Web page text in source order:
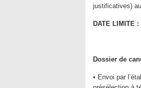
justificatives)
DATE LIMITE :
Dossier de
• Envoi par